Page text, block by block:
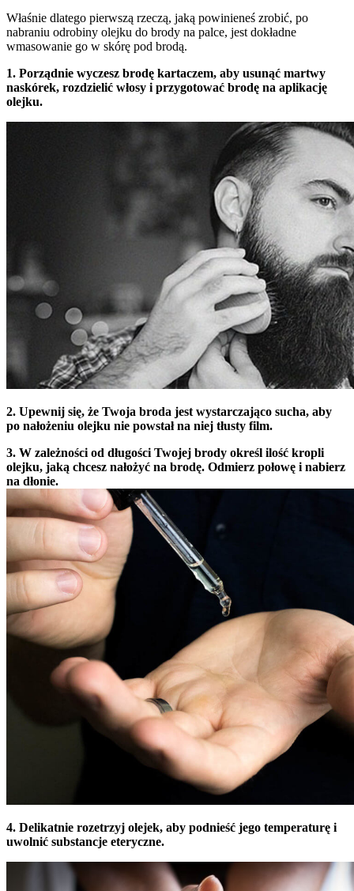
Właśnie dlatego pierwszą rzeczą, jaką powinieneś zrobić, po
nabraniu odrobiny olejku do brody na palce, jest dokładne
wmasowanie go w skórę pod brodą.
1. Porządnie wyczesz brodę kartaczem, aby usunąć martwy
naskórek, rozdzielić włosy i przygotować brodę na aplikację
olejku.
2. Upewnij się, że Twoja broda jest wystarczająco sucha, aby
po nałożeniu olejku nie powstał na niej tłusty film.
3. W zależności od długości Twojej brody określ ilość kropli
olejku, jaką chcesz nałożyć na brodę. Odmierz połowę i nabierz
na dłonie.
4. Delikatnie rozetrzyj olejek, aby podnieść jego temperaturę i
uwolnić substancje eteryczne.